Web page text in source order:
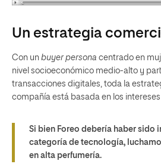
Un estrategia
Con un buyer persona centrado en
nivel socioeconómico medio-alto y
transacciones digitales, toda la
compañía está basada en los
Si bien Foreo debería haber sido
categoría de tecnología,
en alta perfumería.